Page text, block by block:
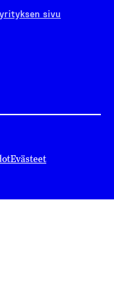
sivu
Evästeet